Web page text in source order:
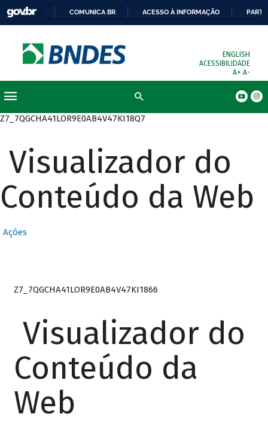
COMUNICA BR ACESSO À INFORMAÇÃO
ENGLISH
ACESSIBILIDADE
A+ A-
Z7_7QGCHA41LOR9E0AB4V47KI18Q7
Visualizador do
Conteúdo da Web
Ações
Z7_7QGCHA41LOR9E0AB4V47KI1866
Visualizador do
Conteúdo da
Web